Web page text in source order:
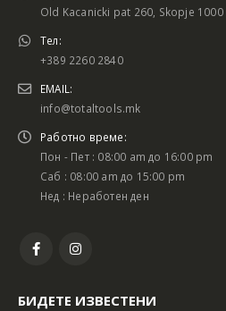
Old Kacanicki pat 260, Skopje 1000
Тел:
+389 2260 2840
EMAIL:
info@totaltools.mk
Работно време:
Пон - Пет : 08:00 am до 16:00 pm
Саб : 08:00 am до 15:00 pm
Нед : Неработен ден
БИДЕТЕ ИЗВЕСТЕНИ